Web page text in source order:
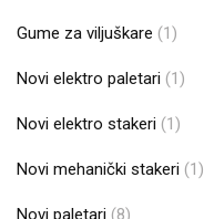
Gume za viljuškare (1)
Novi elektro paletari (1)
Novi elektro stakeri (1)
Novi mehanički stakeri (1)
Novi paletari (8)